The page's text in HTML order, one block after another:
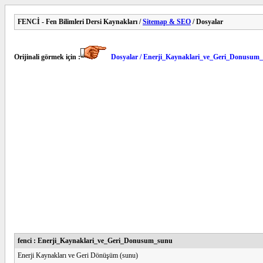
FENCİ - Fen Bilimleri Dersi Kaynakları /Sitemap & SEO / Dosyalar
Orijinali görmek için : Dosyalar /
fenci : Enerji_Kaynaklari_ve_Geri_Donusum_sunu
Enerji Kaynakları ve Geri Dönüşüm (sunu)